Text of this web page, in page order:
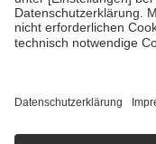
• empfohlenen
• Harn- und
getroffen, um
https://